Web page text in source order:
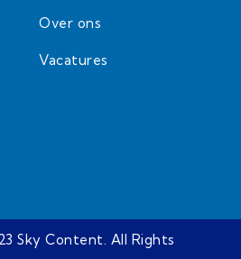
Over ons
Vacatures
Sky Content. All Rights